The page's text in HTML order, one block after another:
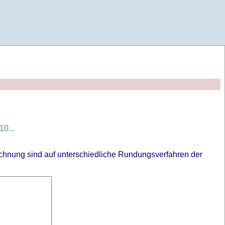
sind auf unterschiedliche Rundungsverfahren der